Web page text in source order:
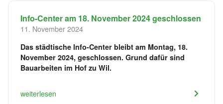
Info-Center am 18. November 2024 geschlossen
11. November 2024
Das städtische Info-Center bleibt am Montag, 18.
November 2024, geschlossen. Grund dafür sind
Bauarbeiten im Hof zu Wil.
weiterlesen